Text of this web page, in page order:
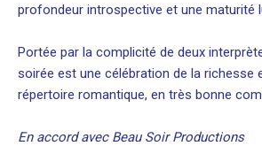
profondeur introspective et une maturité
Portée par la complicité de deux
soirée est une célébration de la richesse
répertoire romantique, en très bonne
En accord avec Beau Soir Productions